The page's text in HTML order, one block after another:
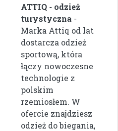
ATTIQ - odzież
turystyczna -
Marka Attiq od lat
dostarcza odzież
sportową, która
łączy nowoczesne
technologie z
polskim
rzemiosłem. W
ofercie znajdziesz
odzież do biegania,